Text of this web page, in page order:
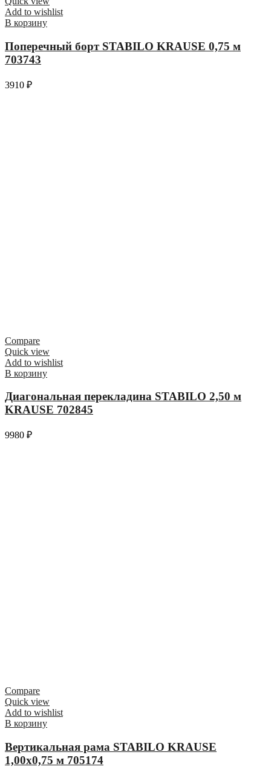
Add to wishlist
В корзину
Поперечный борт STABILO KRAUSE 0,75 м
703743
3910 ₽
Compare
Quick view
Add to wishlist
В корзину
Диагональная перекладина STABILO 2,50 м
KRAUSE 702845
9980 ₽
Compare
Quick view
Add to wishlist
В корзину
Вертикальная рама STABILO KRAUSE
1,00х0,75 м 705174